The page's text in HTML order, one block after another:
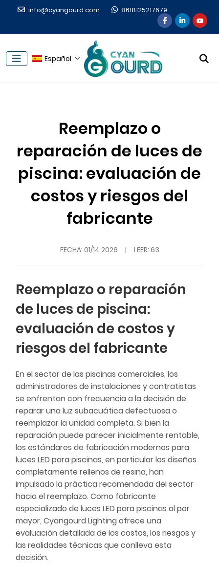
info@cyangourd.com 8618125217679
Español
Reemplazo o
reparación de luces de
piscina: evaluación de
costos y riesgos del
fabricante
FECHA: 01/14 2026 | LEER: 63
Reemplazo o reparación
de luces de piscina:
evaluación de costos y
riesgos del fabricante
En el sector de las piscinas comerciales, los
administradores de instalaciones y contratistas
se enfrentan con frecuencia a la decisión de
reparar una luz subacuática defectuosa o
reemplazar la unidad completa. Si bien la
reparación puede parecer inicialmente rentable,
los estándares de fabricación modernos para
luces LED para piscinas, en particular los diseños
completamente rellenos de resina, han
impulsado la práctica recomendada del sector
hacia el reemplazo. Como fabricante
especializado de luces LED para piscinas al por
mayor, Cyangourd Lighting ofrece una
evaluación detallada de los costos, los riesgos y
las realidades técnicas que conlleva esta
decisión.